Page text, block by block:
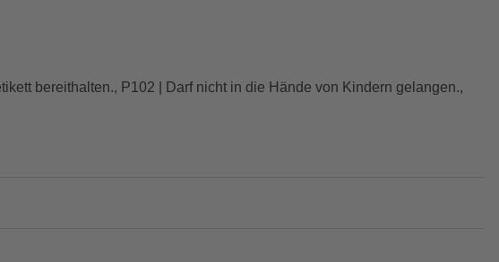
bereithalten., P102 | Darf nicht in die Hände von Kindern gelangen.,